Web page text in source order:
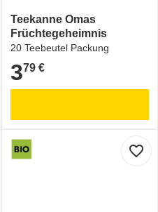
Teekanne Omas
Früchtegeheimnis
20 Teebeutel Packung
3,79 €
379 €
favorite_border